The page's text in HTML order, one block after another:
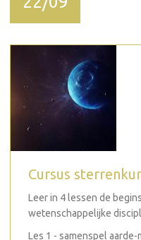
Cursus
Leer in 4 lessen de
wetenschappelijke
Les 1 - samenspel aarde-